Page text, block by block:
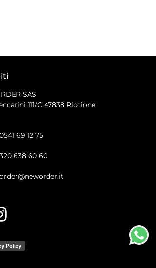
SAS
111/C 47838 Riccione
69 12 75
638 60 60
Instagram
Policy